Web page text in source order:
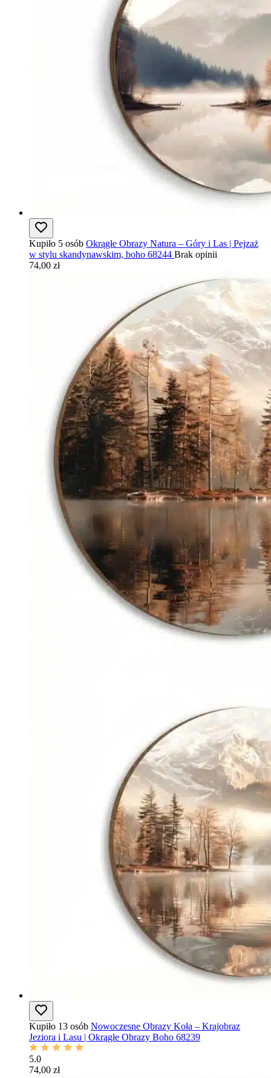
Kupiło 5 osób Okrągłe Obrazy Natura – Góry i Las | Pejzaż
w stylu skandynawskim, boho 68244 Brak opinii
74,00 zł
Kupiło 13 osób Nowoczesne Obrazy Koła – Krajobraz
Jeziora i Lasu | Okrągłe Obrazy Boho 68239
5.0
74,00 zł